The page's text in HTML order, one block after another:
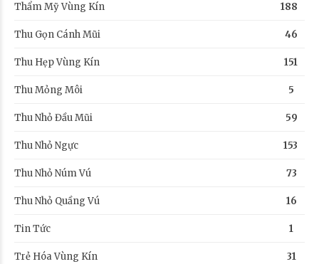
Thẩm Mỹ Vùng Kín 188
Thu Gọn Cánh Mũi 46
Thu Hẹp Vùng Kín 151
Thu Mỏng Môi 5
Thu Nhỏ Đầu Mũi 59
Thu Nhỏ Ngực 153
Thu Nhỏ Núm Vú 73
Thu Nhỏ Quầng Vú 16
Tin Tức 1
Trẻ Hóa Vùng Kín 31